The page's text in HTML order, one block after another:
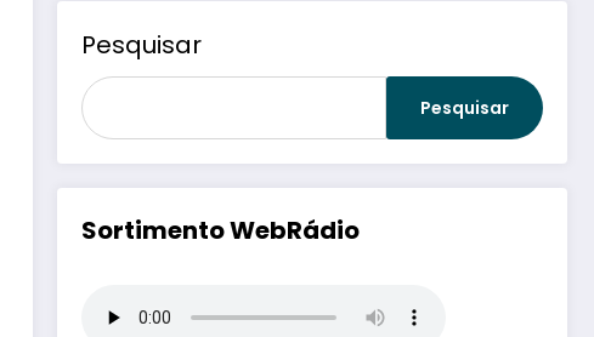
Pesquisar
Pesquisar
Sortimento WebRádio